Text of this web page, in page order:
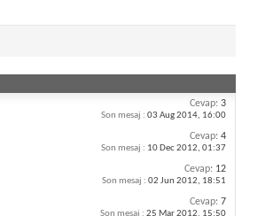
Cevap: 3
Son mesaj : 03 Aug 2014, 16:00
Cevap: 4
Son mesaj : 10 Dec 2012, 01:37
Cevap: 12
Son mesaj : 02 Jun 2012, 18:51
Cevap: 7
Son mesaj : 25 Mar 2012, 15:50